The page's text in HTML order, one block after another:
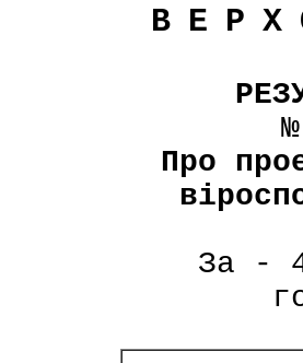
Про
За -